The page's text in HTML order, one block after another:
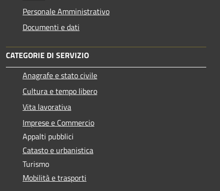
Personale Amministrativo
Documenti e dati
CATEGORIE DI SERVIZIO
Anagrafe e stato civile
Cultura e tempo libero
Vita lavorativa
Imprese e Commercio
Appalti pubblici
Catasto e urbanistica
Turismo
Mobilità e trasporti